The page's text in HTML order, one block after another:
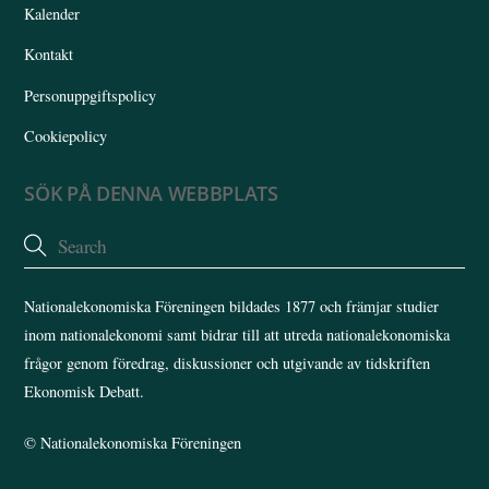
Kalender
Kontakt
Personuppgiftspolicy
Cookiepolicy
SÖK PÅ DENNA WEBBPLATS
Nationalekonomiska Föreningen bildades 1877 och främjar studier
inom nationalekonomi samt bidrar till att utreda nationalekonomiska
frågor genom föredrag, diskussioner och utgivande av tidskriften
Ekonomisk Debatt.
©Nationalekonomiska Föreningen